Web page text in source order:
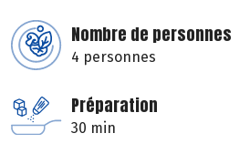
Nombre de personnes
4 personnes
Préparation
30 min